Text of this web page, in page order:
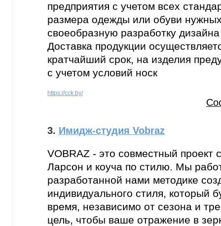
предприятия с учетом всех
размера одежды или обуви
своеобразную разработку
Доставка продукции
кратчайший срок, на изделия
с учетом условий носк
https://cck.by/
3. Имидж-студия Vobraz
VOBRAZ - это совместный проект
Ларсон и коуча по стилю. Мы
разработанной нами методике
индивидуального стиля, который
время, независимо от сезона и
цель, чтобы ваше отражение в